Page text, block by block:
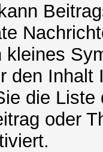
kleines
den
die
oder